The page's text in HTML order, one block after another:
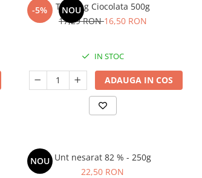
-5% NOU
Topping Ciocolata 500g
17,29 RON16,50 RON
IN STOC
ADAUGA IN COS
NOU Unt nesarat 82 % - 250g
22,50 RON